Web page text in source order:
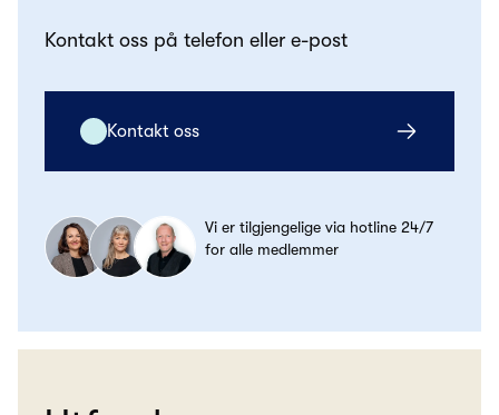
Kontakt oss på telefon eller e-post
Kontakt oss
Vi er tilgjengelige via hotline 24/7
for alle medlemmer